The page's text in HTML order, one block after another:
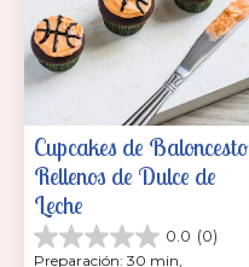
Cupcakes de Baloncesto
Rellenos de Dulce de
Leche
0.0 (0)
0.0
Preparación: 30 min,